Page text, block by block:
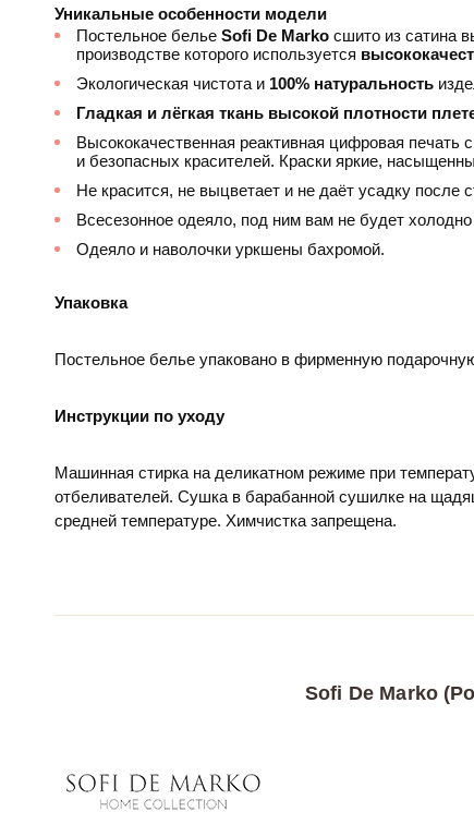
Уникальные особенности модели
Постельное белье Sofi De Marko сшито из сатина
производстве которого используется
Экологическая чистота и 100% натуральность
Гладкая и лёгкая ткань высокой плотности
Высококачественная реактивная цифровая печать
и безопасных красителей. Краски яркие,
Не красится, не выцветает и не даёт усадку после
Всесезонное одеяло, под ним вам не будет
Одеяло и наволочки уркшены бахромой.
Упаковка
Постельное белье упаковано в фирменную
Инструкции по уходу
Машинная стирка на деликатном режиме при
отбеливателей. Сушка в барабанной сушилке на
средней температуре. Химчистка запрещена.
Sofi De Marko